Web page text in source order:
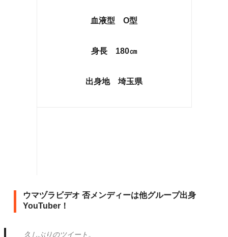
血液型 O型
身長 180㎝
出身地 埼玉県
ウマヅラビデオ 否メンディーは他グループ出身
YouTuber！
久しぶりのツイート。